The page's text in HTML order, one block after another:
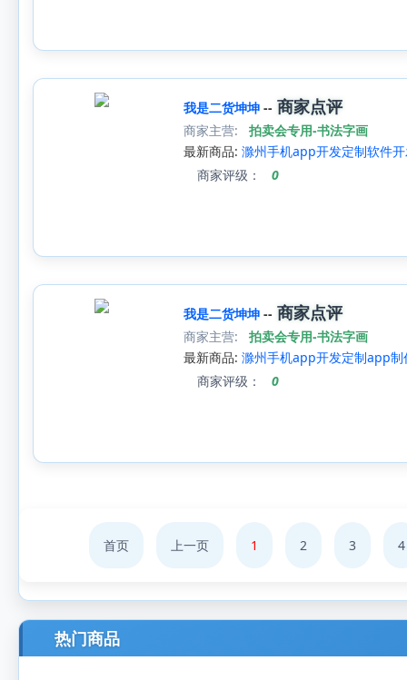
我是二货坤坤 -- 商家点评
商家主营:
拍卖会专用-书法字画
最新商品: 滁州手机app开发定制软件
商家评级：
0
我是二货坤坤 -- 商家点评
商家主营:
拍卖会专用-书法字画
最新商品: 滁州手机app开发定制app
商家评级：
0
首页 上一页 1 2 3 4
热门商品